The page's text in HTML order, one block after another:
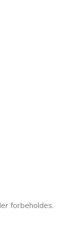
forbeholdes.